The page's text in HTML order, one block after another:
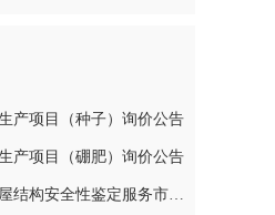
产项目（种子）询价公告
产项目（硼肥）询价公告
安乡县教育系统房屋结构安全性鉴定服务市场价格调查公告